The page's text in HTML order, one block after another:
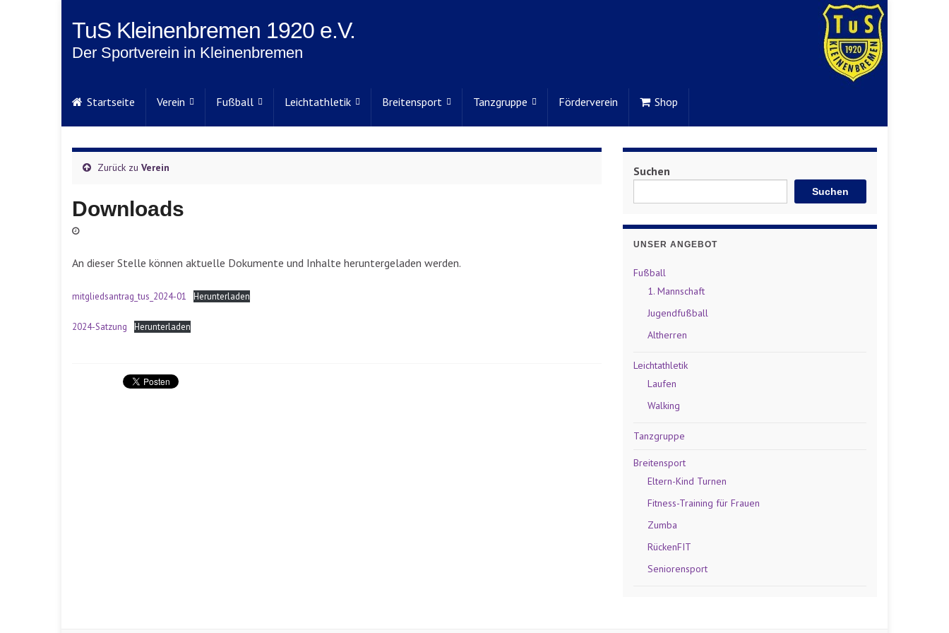
TuS Kleinenbremen 1920 e.V.
Der Sportverein in Kleinenbremen
Startseite Verein Fußball Leichtathletik Breitensport Tanzgruppe Förderverein Shop
Zurück zu Verein
Downloads
An dieser Stelle können aktuelle Dokumente und Inhalte heruntergeladen werden.
mitgliedsantrag_tus_2024-01 Herunterladen
2024-Satzung Herunterladen
Suchen
Suchen
UNSER ANGEBOT
Fußball
1. Mannschaft
Jugendfußball
Altherren
Leichtathletik
Laufen
Walking
Tanzgruppe
Breitensport
Eltern-Kind Turnen
Fitness-Training für Frauen
Zumba
RückenFIT
Seniorensport